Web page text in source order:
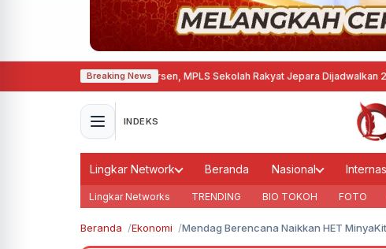
Breaking News
Gedung Capai 95 Persen, MPLS Sekolah Rakyat Jepara Dijadwalkan 20 Agustus
INDEKS
Lingkar Network Beranda Nasional
Lingkar Networks TRENDING BIO TOKOH FOTO
Beranda Ekonomi Mendag Berencana Naikkan HET